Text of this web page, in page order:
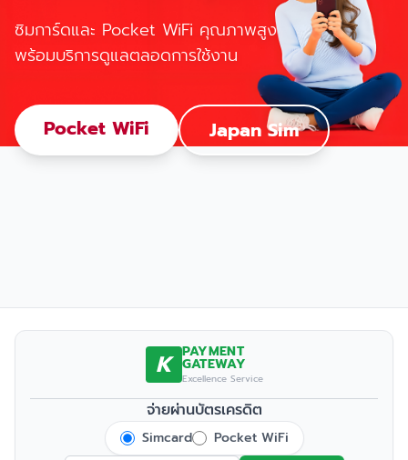
ซิมการ์ดและ Pocket WiFi คุณภาพสูง
พร้อมบริการดูแลตลอดการใช้งาน
Pocket WiFi Japan Sim
K PAYMENT
GATEWAY
Excellence Service
จ่ายผ่านบัตรเครดิต
Simcard Pocket WiFi